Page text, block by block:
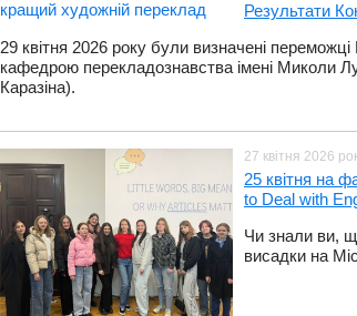
Результати
29 квітня 2026 року були визначені
кафедрою перекладознавства імені Миколи
Каразіна).
27 квітня 2026
25 квітня на
to Deal with
​Чи знали ви,
висадки на